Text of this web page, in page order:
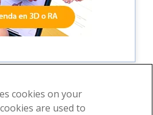
cookies on your
are used to